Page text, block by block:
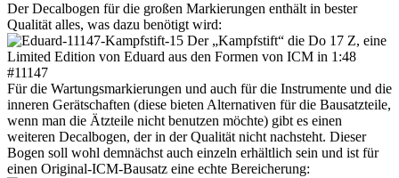
Der Decalbogen für die großen Markierungen enthält in bester
Qualität alles, was dazu benötigt wird:
Für die Wartungsmarkierungen und auch für die Instrumente und die
inneren Gerätschaften (diese bieten Alternativen für die Bausatzteile,
wenn man die Ätzteile nicht benutzen möchte) gibt es einen
weiteren Decalbogen, der in der Qualität nicht nachsteht. Dieser
Bogen soll wohl demnächst auch einzeln erhältlich sein und ist für
einen Original-ICM-Bausatz eine echte Bereicherung: